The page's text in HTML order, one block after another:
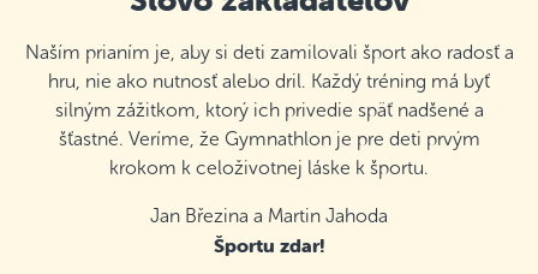
Naším prianím je, aby si deti zamilovali šport ako radosť a
hru, nie ako nutnosť alebo dril. Každý tréning má byť
silným zážitkom, ktorý ich privedie späť nadšené a
šťastné. Veríme, že Gymnathlon je pre deti prvým
krokom k celoživotnej láske k športu.
Jan Březina a Martin Jahoda
Športu zdar!